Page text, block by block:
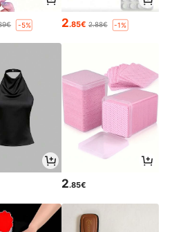
-5% 2.85€ 2.88€ -1%
2.85€